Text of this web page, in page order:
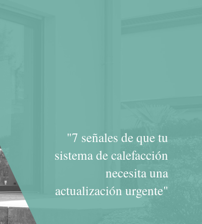
"7 señales de que tu
sistema de calefacción
necesita una
actualización urgente"